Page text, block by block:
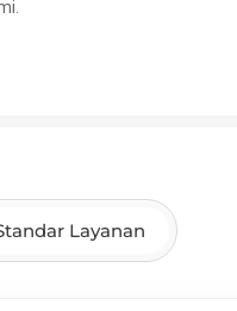
Layanan